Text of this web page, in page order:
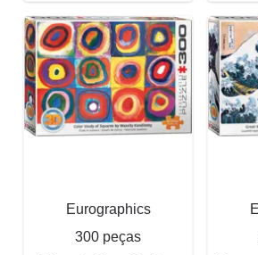
Eurographics
300 peças